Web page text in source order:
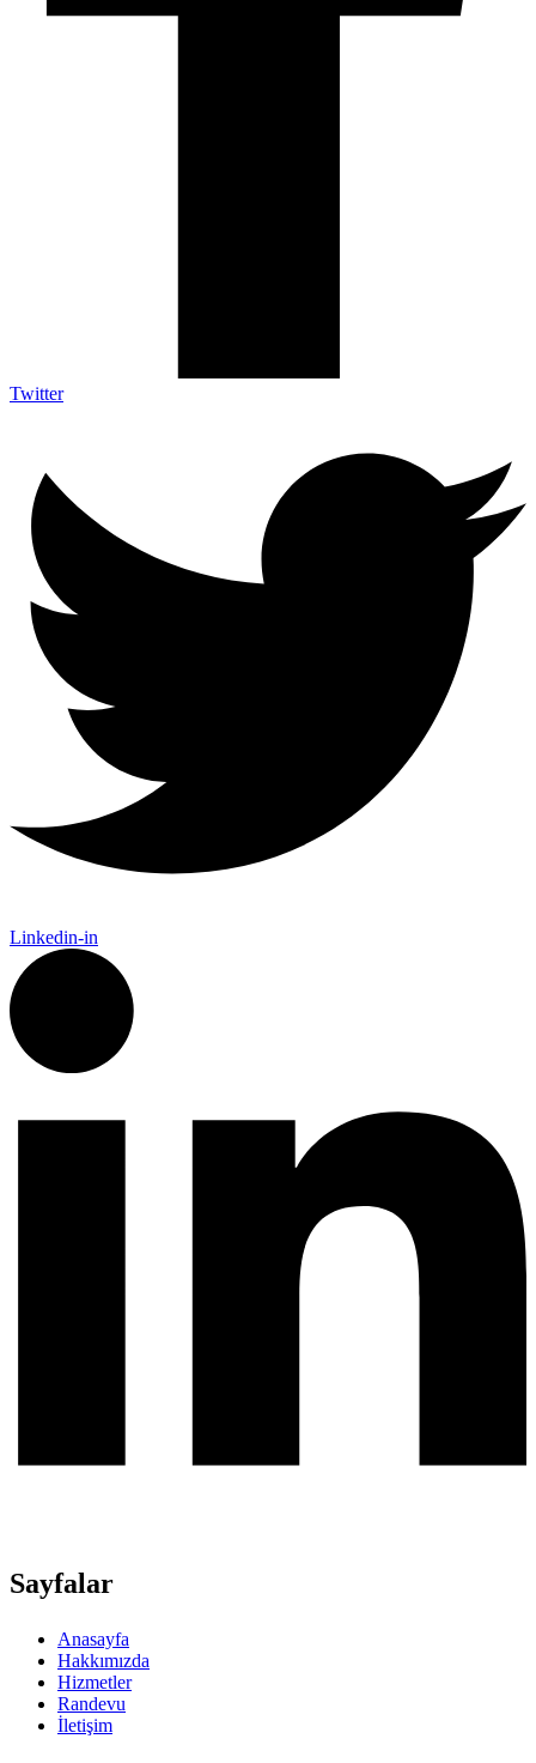
Twitter
Linkedin-in
Sayfalar
Anasayfa
Hakkımızda
Hizmetler
Randevu
İletişim